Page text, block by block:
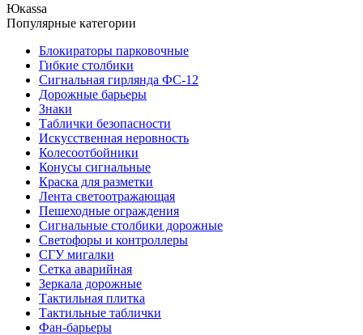
Юкаssа
Популярные категории
Блокираторы парковочные
Гибкие столбики
Сигнальная гирлянда ФС-12
Дорожные барьеры
Знаки
Таблички безопасности
Искусственная неровность
Колесоотбойники
Конусы сигнальные
Краска для разметки
Лента светоотражающая
Пешеходные ограждения
Сигнальные столбики дорожные
Светофоры и контроллеры
СГУ мигалки
Cетка аварийная
Зеркала дорожные
Тактильная плитка
Тактильные таблички
Фан-барьеры